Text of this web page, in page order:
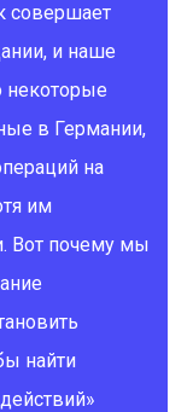
совершает
и наше
некоторые
в Германии,
на
им
Вот почему мы
найти